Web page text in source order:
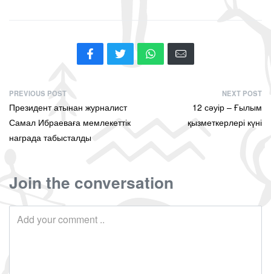
PREVIOUS POST
Президент атынан журналист
Самал Ибраеваға мемлекеттік
награда табысталды
NEXT POST
12 сәуір – Ғылым
қызметкерлері күні
Join the conversation